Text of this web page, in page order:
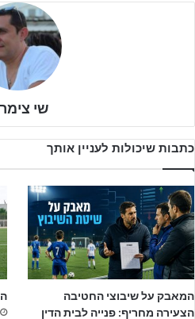
ניצחון שהעניק לקבוצה את המקום
שי
כתבות שיכולות לעניין אותך
המאבק על שיבוצי החטיבה
הצעירה מחריף: פנייה לבית הדין